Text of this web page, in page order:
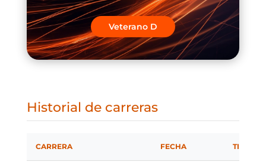
Veterano D
Historial de carreras
CARRERA FECHA TIEMPO